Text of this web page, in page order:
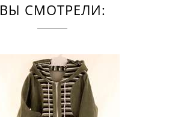
ВЫ СМОТРЕЛИ: